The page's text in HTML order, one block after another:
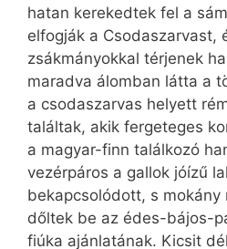
hatan kerekedtek fel a
elfogják a Csodaszarvast,
zsákmányokkal térjenek
maradva álomban látta a
a csodaszarvas helyett
találtak, akik fergeteges
a magyar-finn találkozó
vezérpáros a gallok jóízű
bekapcsolódott, s mokány
dőltek be az édes-bájos-
fiúka ajánlatának. Kicsit